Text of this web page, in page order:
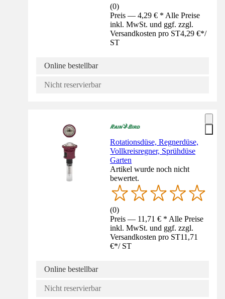
(0)
Preis — 4,29 € * Alle Preise
inkl. MwSt. und ggf. zzgl.
Versandkosten pro ST4,29 €*/
ST
Online bestellbar
Nicht reservierbar
Rotationsdüse, Regnerdüse,
Vollkreisregner, Sprühdüse
Garten
Artikel wurde noch nicht
bewertet.
(0)
Preis — 11,71 € * Alle Preise
inkl. MwSt. und ggf. zzgl.
Versandkosten pro ST11,71
€*/ ST
Online bestellbar
Nicht reservierbar